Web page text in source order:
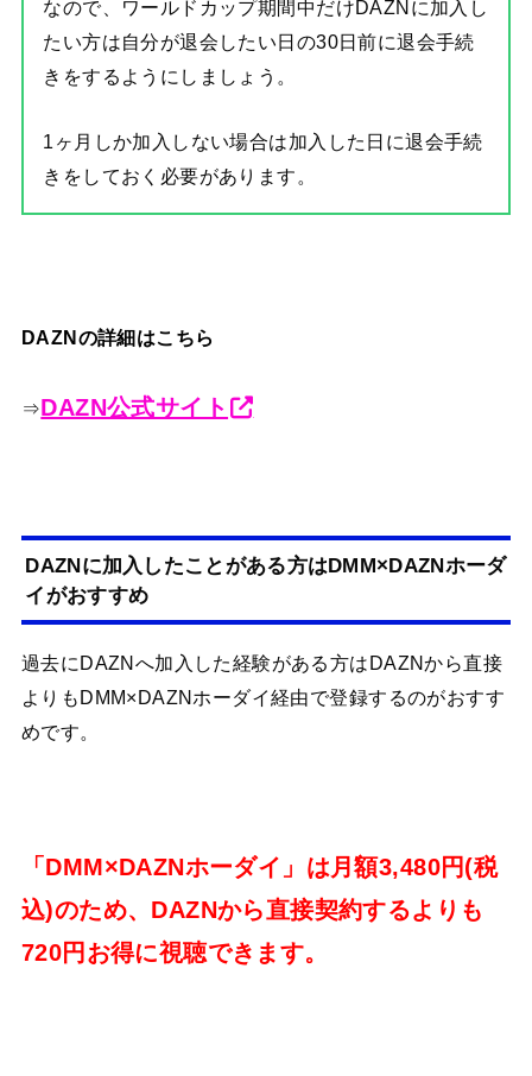
なので、ワールドカップ期間中だけDAZNに加入し
たい方は自分が退会したい日の30日前に退会手続
きをするようにしましょう。
1ヶ月しか加入しない場合は加入した日に退会手続
きをしておく必要があります。
DAZNの詳細はこちら
⇒DAZN公式サイト
DAZNに加入したことがある方はDMM×DAZNホーダ
イがおすすめ
過去にDAZNへ加入した経験がある方はDAZNから直接
よりもDMM×DAZNホーダイ経由で登録するのがおすす
めです。
「DMM×DAZNホーダイ」は月額3,480円(税
込)のため、DAZNから直接契約するよりも
720円お得に視聴できます。